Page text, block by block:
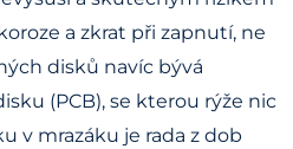
a zkrat při zapnutí, ne
disků navíc bývá
(PCB), se kterou rýže nic
v mrazáku je rada z dob